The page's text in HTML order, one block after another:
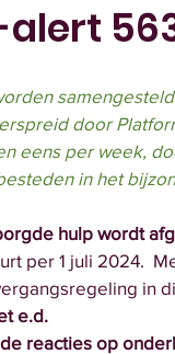
door
eens per week,
in het
hulp wordt
per 1 juli 2024.
overgangsregeling in
e.d.
reacties op